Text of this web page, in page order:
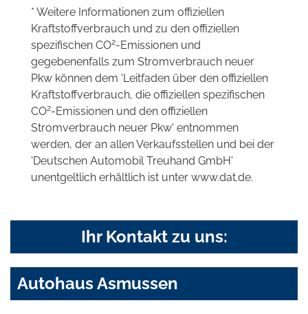
* Weitere Informationen zum offiziellen
Kraftstoffverbrauch und zu den offiziellen
spezifischen CO2-Emissionen und
gegebenenfalls zum Stromverbrauch neuer
Pkw können dem 'Leitfaden über den offiziellen
Kraftstoffverbrauch, die offiziellen spezifischen
CO2-Emissionen und den offiziellen
Stromverbrauch neuer Pkw' entnommen
werden, der an allen Verkaufsstellen und bei der
'Deutschen Automobil Treuhand GmbH'
unentgeltlich erhältlich ist unter www.dat.de.
Ihr Kontakt zu uns:
Autohaus Asmussen